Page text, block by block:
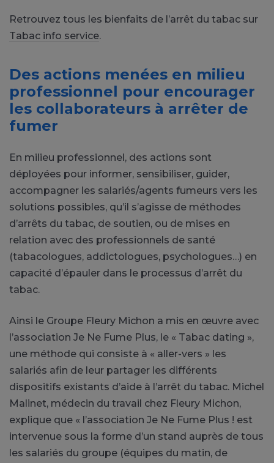
Retrouvez tous les bienfaits de l’arrêt du tabac sur
Tabac info service.
Des actions menées en milieu
professionnel pour encourager
les collaborateurs à arrêter de
fumer
En milieu professionnel, des actions sont
déployées pour informer, sensibiliser, guider,
accompagner les salariés/agents fumeurs vers les
solutions possibles, qu’il s’agisse de méthodes
d’arrêts du tabac, de soutien, ou de mises en
relation avec des professionnels de santé
(tabacologues, addictologues, psychologues…) en
capacité d’épauler dans le processus d’arrêt du
tabac.
Ainsi le Groupe Fleury Michon a mis en œuvre avec
l’association Je Ne Fume Plus, le « Tabac dating »,
une méthode qui consiste à « aller-vers » les
salariés afin de leur partager les différents
dispositifs existants d’aide à l’arrêt du tabac. Michel
Malinet, médecin du travail chez Fleury Michon,
explique que « l’association Je Ne Fume Plus ! est
intervenue sous la forme d’un stand auprès de tous
les salariés du groupe (équipes du matin, de